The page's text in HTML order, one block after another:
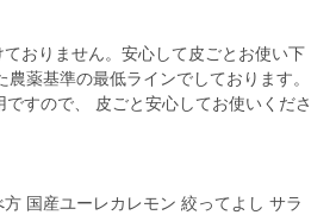
おりません。安心して皮ごとお使い下
農薬基準の最低ラインでしております。
すので、 皮ごと安心してお使いくださ
国産ユーレカレモン 絞ってよし サラ